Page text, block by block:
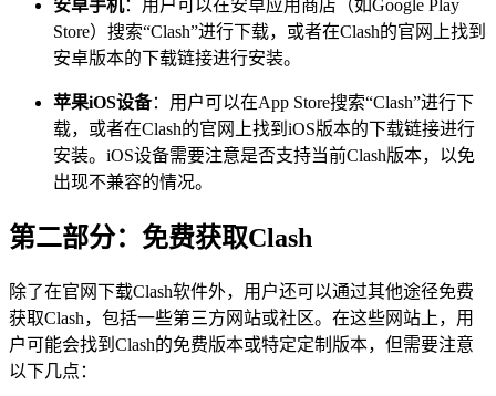
安卓手机：用户可以在安卓应用商店（如Google Play
Store）搜索“Clash”进行下载，或者在Clash的官网上找到
安卓版本的下载链接进行安装。
苹果iOS设备：用户可以在App Store搜索“Clash”进行下
载，或者在Clash的官网上找到iOS版本的下载链接进行
安装。iOS设备需要注意是否支持当前Clash版本，以免
出现不兼容的情况。
第二部分：免费获取Clash
除了在官网下载Clash软件外，用户还可以通过其他途径免费
获取Clash，包括一些第三方网站或社区。在这些网站上，用
户可能会找到Clash的免费版本或特定定制版本，但需要注意
以下几点：